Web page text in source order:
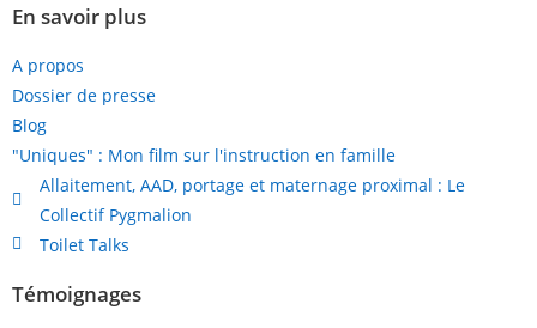
En savoir plus
A propos
Dossier de presse
Blog
"Uniques" : Mon film sur l'instruction en famille
Allaitement, AAD, portage et maternage proximal : Le
Collectif Pygmalion
Toilet Talks
Témoignages